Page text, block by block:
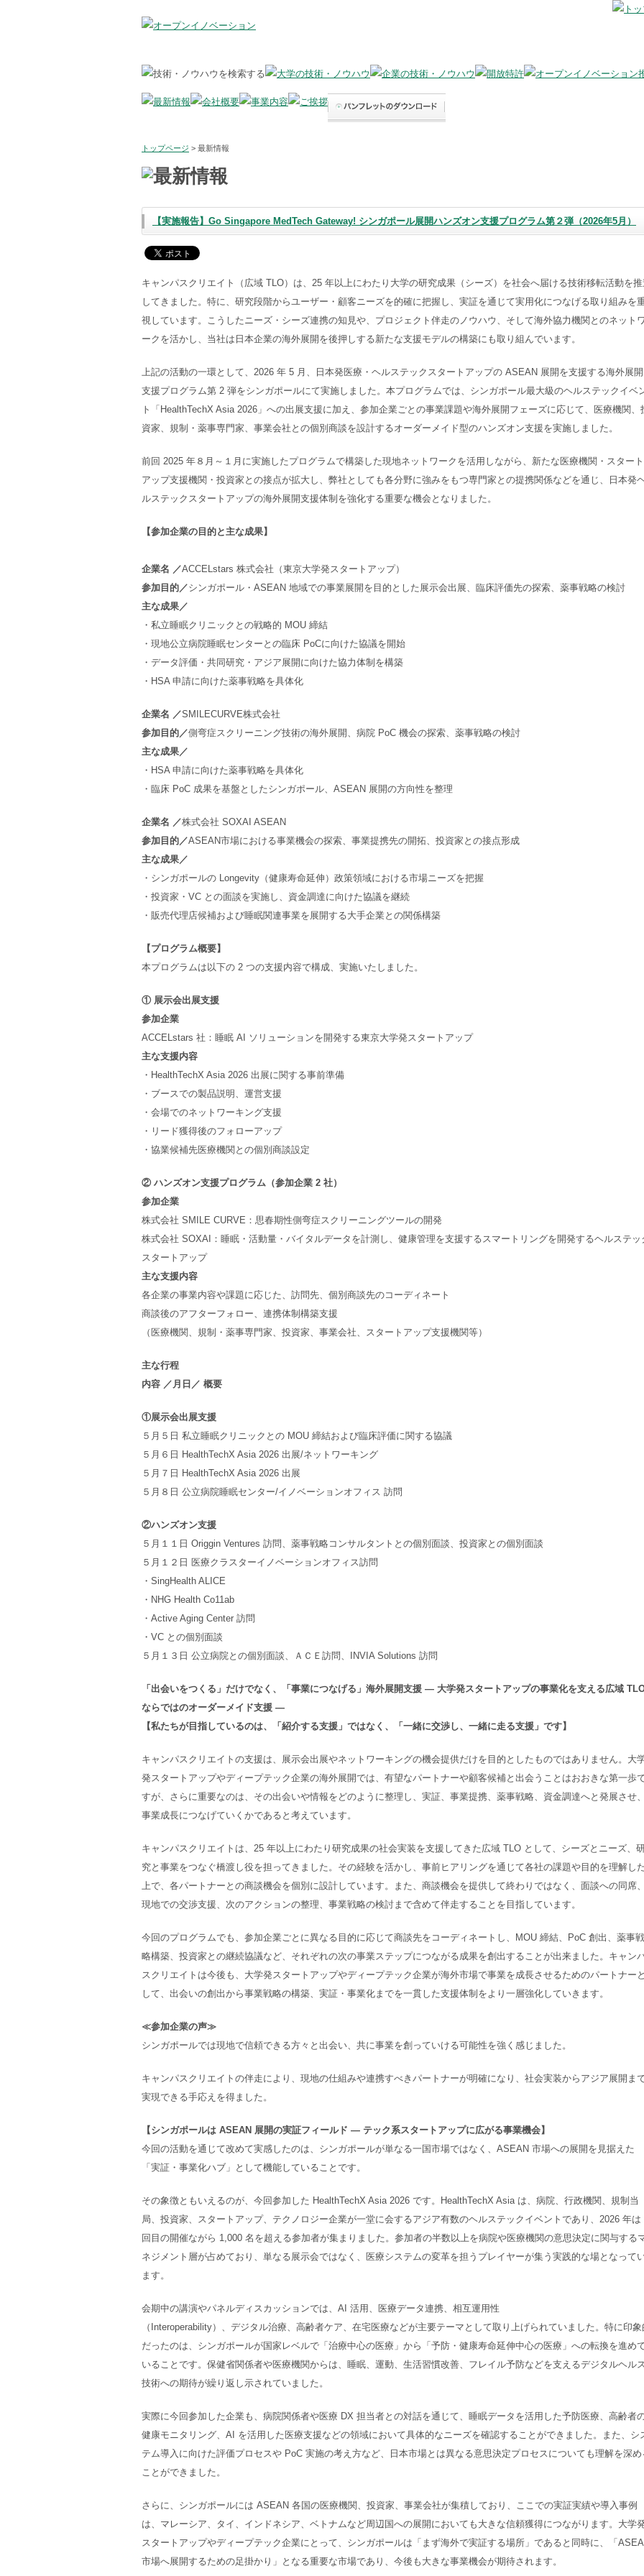
トップページ > 最新情報
【実施報告】Go Singapore MedTech Gateway! シンガポール展開ハンズオン支援プログラム第２弾（2026年5月）
キャンパスクリエイト（広域 TLO）は、25 年以上にわたり大学の研究成果（シーズ）を社会へ届ける技術移転活動を推
してきました。特に、研究段階からユーザー・顧客ニーズを的確に把握し、実証を通じて実用化につなげる取り組みを
視しています。こうしたニーズ・シーズ連携の知見や、プロジェクト伴走のノウハウ、そして海外協力機関とのネットワ
ークを活かし、当社は日本企業の海外展開を後押しする新たな支援モデルの構築にも取り組んでいます。
上記の活動の一環として、2026 年 5 月、日本発医療・ヘルステックスタートアップの ASEAN 展開を支援する海外展開
支援プログラム第 2 弾をシンガポールにて実施しました。本プログラムでは、シンガポール最大級のヘルステックイベ
ト「HealthTechX Asia 2026」への出展支援に加え、参加企業ごとの事業課題や海外展開フェーズに応じて、医療機関、
資家、規制・薬事専門家、事業会社との個別商談を設計するオーダーメイド型のハンズオン支援を実施しました。
前回 2025 年８月～１月に実施したプログラムで構築した現地ネットワークを活用しながら、新たな医療機関・スタート
アップ支援機関・投資家との接点が拡大し、弊社としても各分野に強みをもつ専門家との提携関係などを通じ、日本発
ルステックスタートアップの海外展開支援体制を強化する重要な機会となりました。
【参加企業の目的と主な成果】
企業名 ／ACCELstars 株式会社（東京大学発スタートアップ）
参加目的／シンガポール・ASEAN 地域での事業展開を目的とした展示会出展、臨床評価先の探索、薬事戦略の検討
主な成果／
・私立睡眠クリニックとの戦略的 MOU 締結
・現地公立病院睡眠センターとの臨床 PoCに向けた協議を開始
・データ評価・共同研究・アジア展開に向けた協力体制を構築
・HSA 申請に向けた薬事戦略を具体化
企業名 ／SMILECURVE株式会社
参加目的／側弯症スクリーニング技術の海外展開、病院 PoC 機会の探索、薬事戦略の検討
主な成果／
・HSA 申請に向けた薬事戦略を具体化
・臨床 PoC 成果を基盤としたシンガポール、ASEAN 展開の方向性を整理
企業名 ／株式会社 SOXAI ASEAN
参加目的／ASEAN市場における事業機会の探索、事業提携先の開拓、投資家との接点形成
主な成果／
・シンガポールの Longevity（健康寿命延伸）政策領域における市場ニーズを把握
・投資家・VC との面談を実施し、資金調達に向けた協議を継続
・販売代理店候補および睡眠関連事業を展開する大手企業との関係構築
【プログラム概要】
本プログラムは以下の 2 つの支援内容で構成、実施いたしました。
① 展示会出展支援
参加企業
ACCELstars 社：睡眠 AI ソリューションを開発する東京大学発スタートアップ
主な支援内容
・HealthTechX Asia 2026 出展に関する事前準備
・ブースでの製品説明、運営支援
・会場でのネットワーキング支援
・リード獲得後のフォローアップ
・協業候補先医療機関との個別商談設定
② ハンズオン支援プログラム（参加企業 2 社）
参加企業
株式会社 SMILE CURVE：思春期性側弯症スクリーニングツールの開発
株式会社 SOXAI：睡眠・活動量・バイタルデータを計測し、健康管理を支援するスマートリングを開発するヘルステッ
スタートアップ
主な支援内容
各企業の事業内容や課題に応じた、訪問先、個別商談先のコーディネート
商談後のアフターフォロー、連携体制構築支援
（医療機関、規制・薬事専門家、投資家、事業会社、スタートアップ支援機関等）
主な行程
内容 ／月日／ 概要
①展示会出展支援
５月５日 私立睡眠クリニックとの MOU 締結および臨床評価に関する協議
５月６日 HealthTechX Asia 2026 出展/ネットワーキング
５月７日 HealthTechX Asia 2026 出展
５月８日 公立病院睡眠センター/イノベーションオフィス 訪問
②ハンズオン支援
５月１１日 Origgin Ventures 訪問、薬事戦略コンサルタントとの個別面談、投資家との個別面談
５月１２日 医療クラスターイノベーションオフィス訪問
・SingHealth ALICE
・NHG Health Co11ab
・Active Aging Center 訪問
・VC との個別面談
５月１３日 公立病院との個別面談、ＡＣＥ訪問、INVIA Solutions 訪問
「出会いをつくる」だけでなく、「事業につなげる」海外展開支援 ― 大学発スタートアップの事業化を支える広域
ならではのオーダーメイド支援 ―
【私たちが目指しているのは、「紹介する支援」ではなく、「一緒に交渉し、一緒に走る支援」です】
キャンパスクリエイトの支援は、展示会出展やネットワーキングの機会提供だけを目的としたものではありません。大
発スタートアップやディープテック企業の海外展開では、有望なパートナーや顧客候補と出会うことはおおきな第一歩
すが、さらに重要なのは、その出会いや情報をどのように整理し、実証、事業提携、薬事戦略、資金調達へと発展させ、
事業成長につなげていくかであると考えています。
キャンパスクリエイトは、25 年以上にわたり研究成果の社会実装を支援してきた広域 TLO として、シーズとニーズ、
究と事業をつなぐ橋渡し役を担ってきました。その経験を活かし、事前ヒアリングを通じて各社の課題や目的を理解し
上で、各パートナーとの商談機会を個別に設計しています。また、商談機会を提供して終わりではなく、面談への同席、
現地での交渉支援、次のアクションの整理、事業戦略の検討まで含めて伴走することを目指しています。
今回のプログラムでも、参加企業ごとに異なる目的に応じて商談先をコーディネートし、MOU 締結、PoC 創出、薬事戦
略構築、投資家との継続協議など、それぞれの次の事業ステップにつながる成果を創出することが出来ました。キャン
スクリエイトは今後も、大学発スタートアップやディープテック企業が海外市場で事業を成長させるためのパートナーと
して、出会いの創出から事業戦略の構築、実証・事業化までを一貫した支援体制をより一層強化していきます。
≪参加企業の声≫
シンガポールでは現地で信頼できる方々と出会い、共に事業を創っていける可能性を強く感じました。
キャンパスクリエイトの伴走により、現地の仕組みや連携すべきパートナーが明確になり、社会実装からアジア展開ま
実現できる手応えを得ました。
【シンガポールは ASEAN 展開の実証フィールド ― テック系スタートアップに広がる事業機会】
今回の活動を通じて改めて実感したのは、シンガポールが単なる一国市場ではなく、ASEAN 市場への展開を見据えた
「実証・事業化ハブ」として機能していることです。
その象徴ともいえるのが、今回参加した HealthTechX Asia 2026 です。HealthTechX Asia は、病院、行政機関、規制当
局、投資家、スタートアップ、テクノロジー企業が一堂に会するアジア有数のヘルステックイベントであり、2026 年は
回目の開催ながら 1,000 名を超える参加者が集まりました。参加者の半数以上を病院や医療機関の意思決定に関与する
ネジメント層が占めており、単なる展示会ではなく、医療システムの変革を担うプレイヤーが集う実践的な場となって
ます。
会期中の講演やパネルディスカッションでは、AI 活用、医療データ連携、相互運用性
（Interoperability）、デジタル治療、高齢者ケア、在宅医療などが主要テーマとして取り上げられていました。特に印象
だったのは、シンガポールが国家レベルで「治療中心の医療」から「予防・健康寿命延伸中心の医療」への転換を進め
いることです。保健省関係者や医療機関からは、睡眠、運動、生活習慣改善、フレイル予防などを支えるデジタルヘル
技術への期待が繰り返し示されていました。
実際に今回参加した企業も、病院関係者や医療 DX 担当者との対話を通じて、睡眠データを活用した予防医療、高齢者
健康モニタリング、AI を活用した医療支援などの領域において具体的なニーズを確認することができました。また、シ
テム導入に向けた評価プロセスや PoC 実施の考え方など、日本市場とは異なる意思決定プロセスについても理解を深め
ことができました。
さらに、シンガポールには ASEAN 各国の医療機関、投資家、事業会社が集積しており、ここでの実証実績や導入事例
は、マレーシア、タイ、インドネシア、ベトナムなど周辺国への展開においても大きな信頼獲得につながります。大学
スタートアップやディープテック企業にとって、シンガポールは「まず海外で実証する場所」であると同時に、「
市場へ展開するための足掛かり」となる重要な市場であり、今後も大きな事業機会が期待されます。